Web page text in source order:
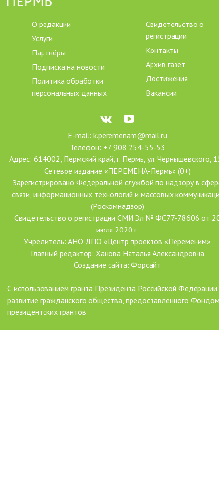
О редакции
Услуги
Партнёры
Подписка на новости
Политика обработки
персональных данных
Свидетельство о
регистрации
Контакты
Архив газет
Достижения
Вакансии
E-mail: k.peremenam@mail.ru
Телефон: +7 908 254-55-53
Адрес: 614002, Пермский край, г. Пермь, ул. Чернышевского,
Сетевое издание «ПЕРЕМЕНА-Пермь» (0+)
Зарегистрировано Федеральной службой по надзору в
связи, информационных технологий и массовых
(Роскомнадзор)
Свидетельство о регистрации СМИ Эл № ФС77-78606 от
июля 2020 г.
Учредитель: АНО ДПО «Центр проектов «Переменим»
Главный редактор: Ханова Наталья Александровна
Создание сайта: Форсайт
С использованием гранта Президента Российской Федерации
развитие гражданского общества, предоставленного Фондом
президентских грантов